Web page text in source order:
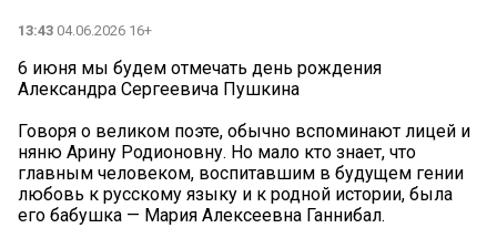
13:43 04.06.2026 16+
6 июня мы будем отмечать день рождения
Александра Сергеевича Пушкина
Говоря о великом поэте, обычно вспоминают лицей и
няню Арину Родионовну. Но мало кто знает, что
главным человеком, воспитавшим в будущем гении
любовь к русскому языку и к родной истории, была
его бабушка — Мария Алексеевна Ганнибал.